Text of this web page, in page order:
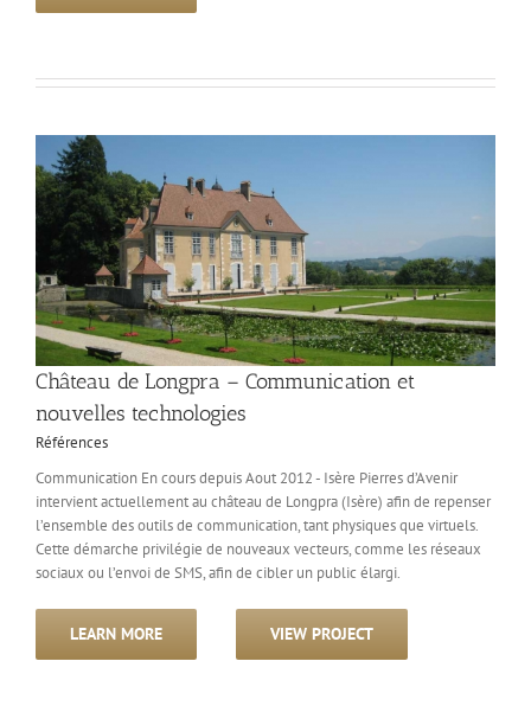
Château de Longpra – Communication et
nouvelles technologies
Références
Communication En cours depuis Aout 2012 - Isère Pierres d’Avenir
intervient actuellement au château de Longpra (Isère) afin de repenser
l’ensemble des outils de communication, tant physiques que virtuels.
Cette démarche privilégie de nouveaux vecteurs, comme les réseaux
sociaux ou l’envoi de SMS, afin de cibler un public élargi.
LEARN MORE VIEW PROJECT